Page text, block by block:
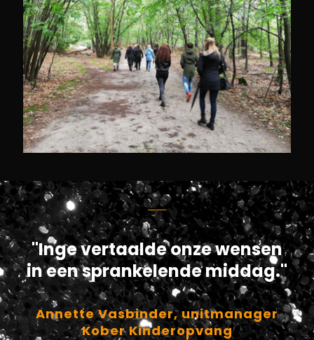
"Inge vertaalde onze wensen
in een sprankelende middag."
Annette Vasbinder, unitmanager
Kober Kinderopvang